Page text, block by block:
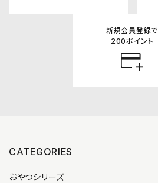
新規会員登録で
200ポイント
CATEGORIES
おやつシリーズ